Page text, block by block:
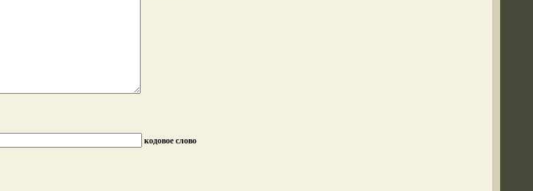
кодовое слово